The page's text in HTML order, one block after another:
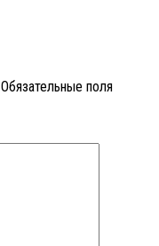
Обязательные поля